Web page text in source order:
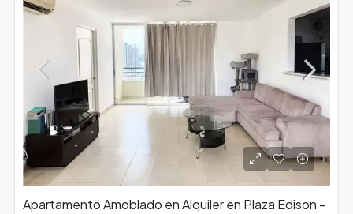
Apartamento Amoblado en Alquiler en Plaza Edison –